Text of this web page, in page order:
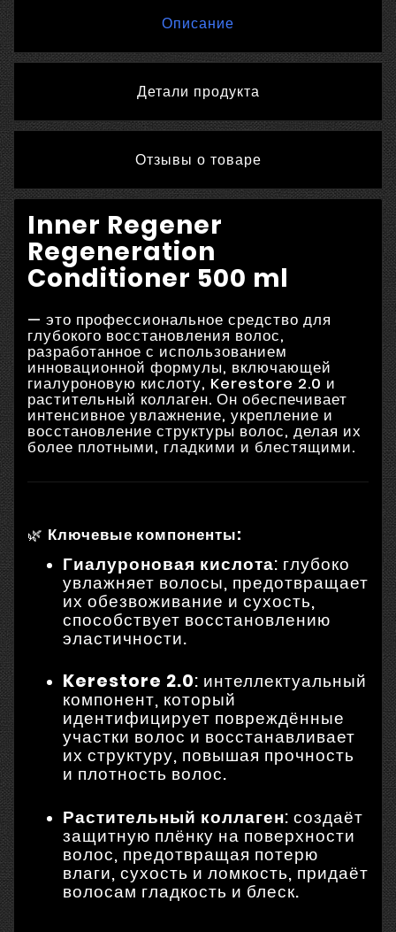
Описание
Детали продукта
Отзывы о товаре
Inner Regener
Regeneration
Conditioner 500 ml
— это профессиональное средство для
глубокого восстановления волос,
разработанное с использованием
инновационной формулы, включающей
гиалуроновую кислоту, Kerestore 2.0 и
растительный коллаген. Он обеспечивает
интенсивное увлажнение, укрепление и
восстановление структуры волос, делая их
более плотными, гладкими и блестящими.
🌿 Ключевые компоненты:
Гиалуроновая кислота: глубоко
увлажняет волосы, предотвращает
их обезвоживание и сухость,
способствует восстановлению
эластичности.
Kerestore 2.0: интеллектуальный
компонент, который
идентифицирует повреждённые
участки волос и восстанавливает
их структуру, повышая прочность
и плотность волос.
Растительный коллаген: создаёт
защитную плёнку на поверхности
волос, предотвращая потерю
влаги, сухость и ломкость, придаёт
волосам гладкость и блеск.